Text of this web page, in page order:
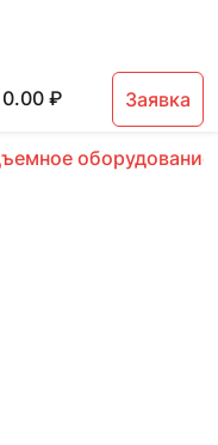
0.00₽ Заявка
оборудование